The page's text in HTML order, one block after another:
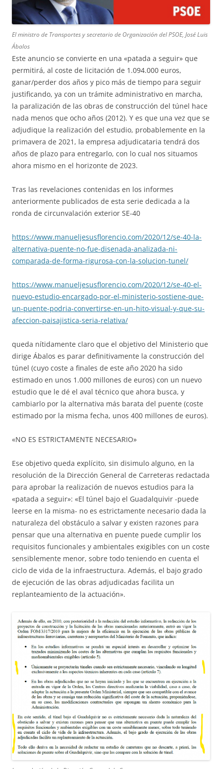
El ministro de Transportes y secretario de Organización del PSOE, José Luis
Ábalos
Este anuncio se convierte en una «patada a seguir» que
permitirá, al coste de licitación de 1.094.000 euros,
ganar/perder dos años y pico más de tiempo para seguir
justificando, ya con un trámite administrativo en marcha,
la paralización de las obras de construcción del túnel hace
nada menos que ocho años (2012). Y es que una vez que se
adjudique la realización del estudio, probablemente en la
primavera de 2021, la empresa adjudicataria tendrá dos
años de plazo para entregarlo, con lo cual nos situamos
ahora mismo en el horizonte de 2023.
Tras las revelaciones contenidas en los informes
anteriormente publicados de esta serie dedicada a la
ronda de circunvalación exterior SE-40
https://www.manueljesusflorencio.com/2020/12/se-40-la-
alternativa-puente-no-fue-disenada-analizada-ni-
comparada-de-forma-rigurosa-con-la-solucion-tunel/
https://www.manueljesusflorencio.com/2020/12/se-40-el-
nuevo-estudio-encargado-por-el-ministerio-sostiene-que-
un-puente-podria-convertirse-en-un-hito-visual-y-que-su-
afeccion-paisajistica-seria-relativa/
queda nítidamente claro que el objetivo del Ministerio que
dirige Ábalos es parar definitivamente la construcción del
túnel (cuyo coste a finales de este año 2020 ha sido
estimado en unos 1.000 millones de euros) con un nuevo
estudio que le dé el aval técnico que ahora busca, y
cambiarlo por la alternativa más barata del puente (coste
estimado por la misma fecha, unos 400 millones de euros).
«NO ES ESTRICTAMENTE NECESARIO»
Ese objetivo queda explícito, sin disimulo alguno, en la
resolución de la Dirección General de Carreteras redactada
para aprobar la realización de nuevos estudios para la
«patada a seguir»: «El túnel bajo el Guadalquivir -puede
leerse en la misma- no es estrictamente necesario dada la
naturaleza del obstáculo a salvar y existen razones para
pensar que una alternativa en puente puede cumplir los
requisitos funcionales y ambientales exigibles con un coste
sensiblemente menor, sobre todo teniendo en cuenta el
ciclo de vida de la infraestructura. Además, el bajo grado
de ejecución de las obras adjudicadas facilita un
replanteamiento de la actuación».